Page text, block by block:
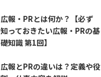
広報・PRとは何か？【必ず
知っておきたい広報・PRの基
礎知識 第1回】
広報とPRの違いは？定義や役